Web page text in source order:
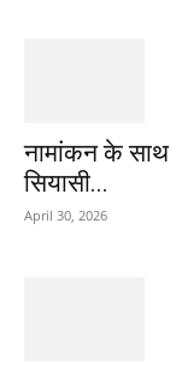
नामांकन के
सियासी...
April 30, 2026